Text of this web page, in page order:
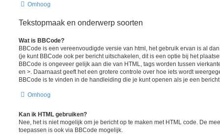
Omhoog
Tekstopmaak en onderwerp soorten
Wat is BBCode?
BBCode is een vereenvoudigde versie van html, het gebruik ervan is al
(je kunt BBCode ook per bericht uitschakelen, dit is een optie bij het
BBCode is ongeveer gelijk aan die van HTML, tags worden tussen
en >. Daarnaast geeft het een grotere controle over hoe iets wordt
BBCode is te vinden in de handleiding die je kunt openen als je een
Omhoog
Kan ik HTML gebruiken?
Nee, het is niet mogelijk om je bericht op te maken met HTML code. De
toepassen is ook via BBCode mogelijk.